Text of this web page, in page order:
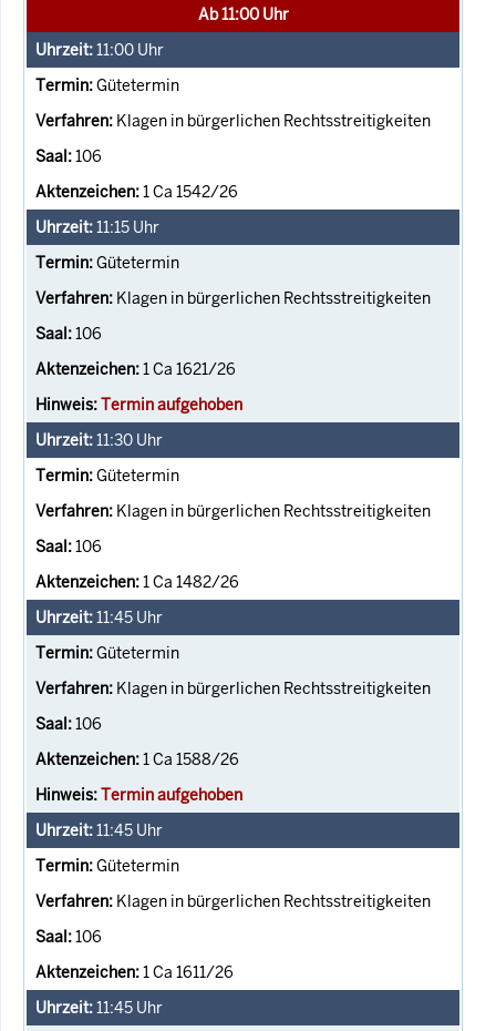
Ab 11:00 Uhr
11:00 Uhr
Gütetermin
Klagen in bürgerlichen Rechtsstreitigkeiten
106
1 Ca 1542/26
11:15 Uhr
Gütetermin
Klagen in bürgerlichen Rechtsstreitigkeiten
106
1 Ca 1621/26
Termin aufgehoben
11:30 Uhr
Gütetermin
Klagen in bürgerlichen Rechtsstreitigkeiten
106
1 Ca 1482/26
11:45 Uhr
Gütetermin
Klagen in bürgerlichen Rechtsstreitigkeiten
106
1 Ca 1588/26
Termin aufgehoben
11:45 Uhr
Gütetermin
Klagen in bürgerlichen Rechtsstreitigkeiten
106
1 Ca 1611/26
11:45 Uhr